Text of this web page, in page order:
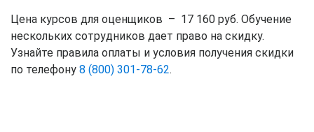
Цена курсов для оценщиков – 17 160 руб. Обучение
нескольких сотрудников дает право на скидку.
Узнайте правила оплаты и условия получения скидки
по телефону 8 (800) 301-78-62.